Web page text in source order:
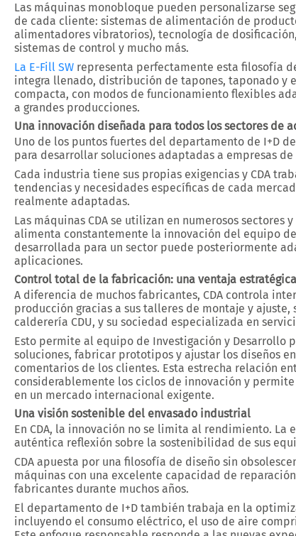
Las máquinas monobloque pueden personalizarse
de cada cliente: sistemas de alimentación de
alimentadores vibratorios), tecnología de
sistemas de control y mucho más.
La E-Fill SW representa perfectamente esta filosofía
integra llenado, distribución de tapones, taponado y
compacta, con modos de funcionamiento flexibles
a grandes producciones.
Una innovación diseñada para todos los sectores de
Uno de los puntos fuertes del departamento de I+D
para desarrollar soluciones adaptadas a empresas de
Cada industria tiene sus propias exigencias y CDA
tendencias y necesidades específicas de cada
realmente adaptadas.
Las máquinas CDA se utilizan en numerosos
alimenta constantemente la innovación del equipo
desarrollada para un sector puede posteriormente
aplicaciones.
Control total de la fabricación: una ventaja estratégica
A diferencia de muchos fabricantes, CDA controla
producción gracias a sus talleres de montaje y ajuste,
calderería CDU, y su sociedad especializada en
Esto permite al equipo de Investigación y Desarrollo
soluciones, fabricar prototipos y ajustar los diseños
comentarios de los clientes. Esta estrecha relación
considerablemente los ciclos de innovación y
en un mercado internacional exigente.
Una visión sostenible del envasado industrial
En CDA, la innovación no se limita al rendimiento. La
auténtica reflexión sobre la sostenibilidad de sus
CDA apuesta por una filosofía de diseño sin
máquinas con una excelente capacidad de
fabricantes durante muchos años.
El departamento de I+D también trabaja en la
incluyendo el consumo eléctrico, el uso de aire